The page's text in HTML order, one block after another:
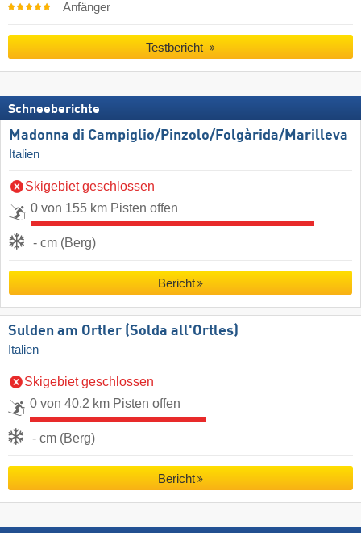
Anfänger
Testbericht
Schneeberichte
Madonna di Campiglio/​Pinzolo/​Folgàrida/​Marilleva
Italien
Skigebiet geschlossen
0 von 155 km Pisten offen
- cm (Berg)
Bericht
Sulden am Ortler (Solda all'Ortles)
Italien
Skigebiet geschlossen
0 von 40,2 km Pisten offen
- cm (Berg)
Bericht